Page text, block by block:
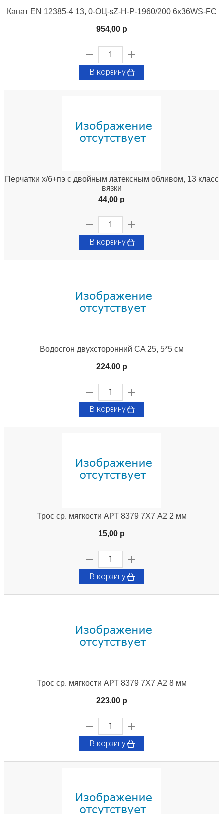
Канат EN 12385-4 13, 0-ОЦ-sZ-H-P-1960/200 6x36WS-FC
954,00 p
В корзину
Перчатки х/б+пэ с двойным латексным обливом, 13 класс
вязки
44,00 p
В корзину
Водосгон двухсторонний CA 25, 5*5 см
224,00 p
В корзину
Трос ср. мягкости АРТ 8379 7X7 А2 2 мм
15,00 p
В корзину
Трос ср. мягкости АРТ 8379 7X7 А2 8 мм
223,00 p
В корзину